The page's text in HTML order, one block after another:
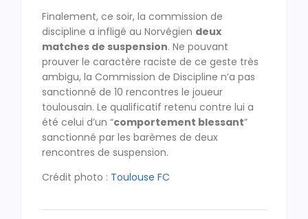
Finalement, ce soir, la commission de
discipline a infligé au Norvégien deux
matches de suspension. Ne pouvant
prouver le caractère raciste de ce geste très
ambigu, la Commission de Discipline n’a pas
sanctionné de 10 rencontres le joueur
toulousain. Le qualificatif retenu contre lui a
été celui d’un “comportement blessant”
sanctionné par les barèmes de deux
rencontres de suspension.
Crédit photo : Toulouse FC